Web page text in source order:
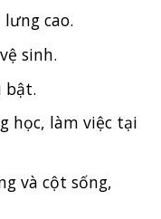
cao.
sinh.
bật.
học, làm việc tại
và cột sống,